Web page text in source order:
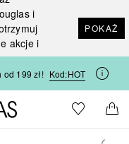
i
akcje i
POKAŻ
199 zł! Kod:HOT
Strona główna Douglas
Do listyDo